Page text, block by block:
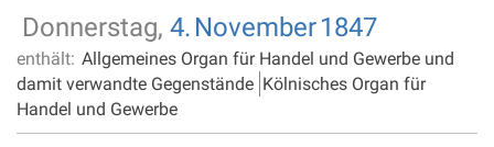
Donnerstag, 4. November1847
enthält: Allgemeines Organ für Handel und Gewerbe und
damit verwandte Gegenstände Kölnisches Organ für
Handel und Gewerbe